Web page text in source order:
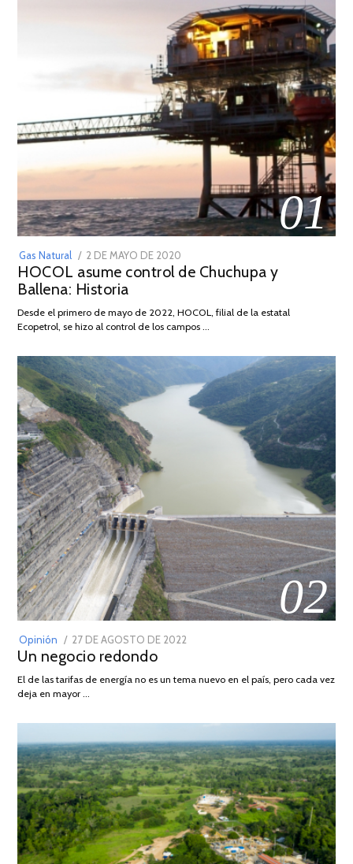
01
Gas Natural
POSTED
ON
2 DE MAYO DE 2020
DE
2026
HOCOL asume control de Chuchupa y
Ballena: Historia
Desde el primero de mayo de 2022, HOCOL, filial de la estatal
Ecopetrol, se hizo al control de los campos …
02
Opinión
POSTED
ON
27 DE AGOSTO DE 2022
DE
Un negocio redondo
El de las tarifas de energía no es un tema nuevo en el país, pero cada vez
deja en mayor …